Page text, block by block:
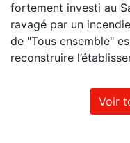
fortement investi au
ravagé par un
de "Tous ensemble"
reconstruire
Voir